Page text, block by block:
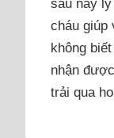
sau này
cháu giúp
không
nhận
trải qua